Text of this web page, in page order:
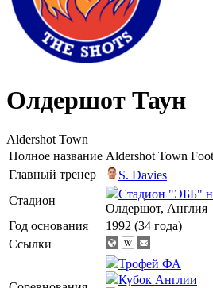
Олдершот Таун
Aldershot Town
Полное название Aldershot Town
Главный тренер
S. Davies
Стадион
Стадион "ЭББ"
Олдершот, Англия
Год основания
1992 (34 года)
Ссылки
Трофей ФА
Кубок Англии